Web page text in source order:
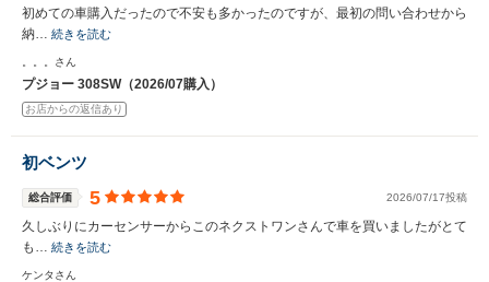
初めての車購入だったので不安も多かったのですが、最初の問い合わせから
納… 続きを読む
。。。さん
プジョー 308SW（2026/07購入）
お店からの返信あり
初ベンツ
総合評価 5 2026/07/17投稿
久しぶりにカーセンサーからこのネクストワンさんで車を買いましたがとて
も… 続きを読む
ケンタさん